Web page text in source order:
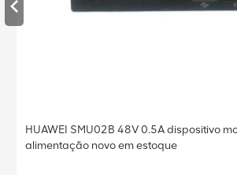
HUAWEI SMU02B 48V 0.5A dispositivo
alimentação novo em estoque